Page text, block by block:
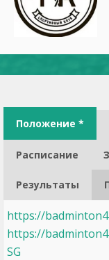
Положение *
Расписание
Результаты
https://
https://
SG